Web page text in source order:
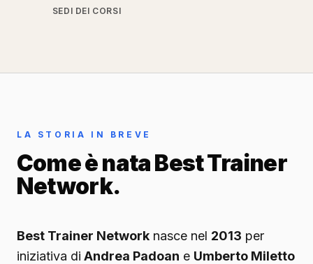
SEDI DEI CORSI
LA STORIA IN BREVE
Come è nata Best Trainer
Network.
Best Trainer Network nasce nel 2013 per
iniziativa di Andrea Padoan e Umberto Miletto